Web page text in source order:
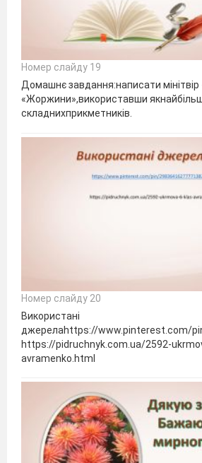
Номер слайду 19
Домашнє завдання:написати мінітвір
«Жоржини»,використавши
складнихприкметників.
Номер слайду 20
Використані
джерелаhttps://www.pinterest.com/
https://pidruchnyk.com.ua/2592-
avramenko.html